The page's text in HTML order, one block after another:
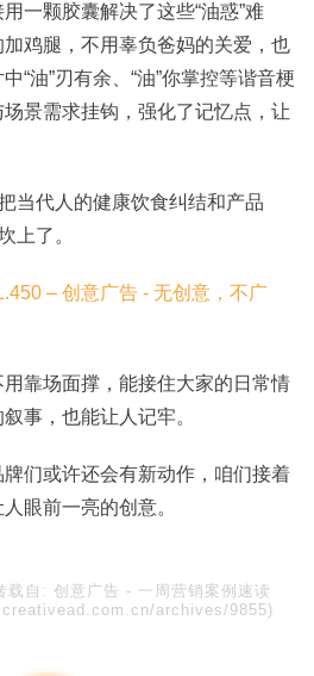
一颗胶囊解决了这些“油惑”难
鸡腿，不用辜负爸妈的关爱，也
“油”刃有余、“油”你掌控等谐音梗
景需求挂钩，强化了记忆点，让
当代人的健康饮食纠结和产品
上了。
靠场面撑，能接住大家的日常情
事，也能让人记牢。
们或许还会有新动作，咱们接着
眼前一亮的创意。
载自: 创意广告 - 一周营销案例速读
archives/9855)